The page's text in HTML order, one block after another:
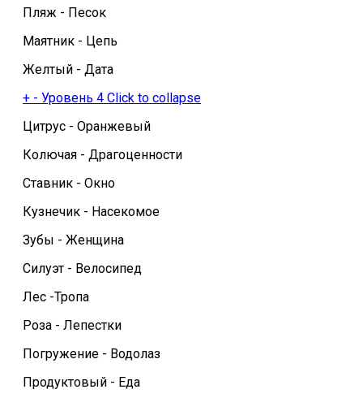
Пляж - Песок
Маятник - Цепь
Желтый - Дата
+ - Уровень 4 Click to collapse
Цитрус - Оранжевый
Колючая - Драгоценности
Ставник - Окно
Кузнечик - Насекомое
Зубы - Женщина
Силуэт - Велосипед
Лес -Тропа
Роза - Лепестки
Погружение - Водолаз
Продуктовый - Еда